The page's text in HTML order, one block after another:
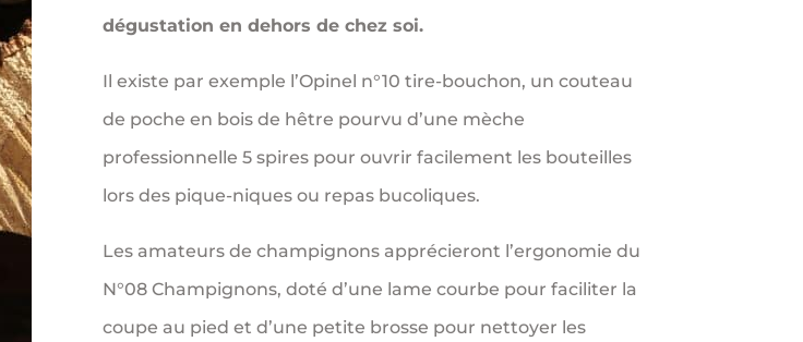
dégustation en dehors de chez soi.
Il existe par exemple l’Opinel n°10 tire-bouchon, un couteau
de poche en bois de hêtre pourvu d’une mèche
professionnelle 5 spires pour ouvrir facilement les bouteilles
lors des pique-niques ou repas bucoliques.
Les amateurs de champignons apprécieront l’ergonomie du
N°08 Champignons, doté d’une lame courbe pour faciliter la
coupe au pied et d’une petite brosse pour nettoyer les